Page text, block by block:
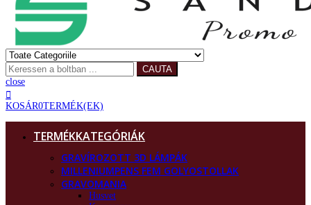
CAUTA
close
KOSÁR0TERMÉK(EK)
TERMÉKKATEGÓRIÁK
GRAVÍROZOTT 3D LÁMPÁK
MILLENIUMPENS FEM GOLYOSTOLLAK
GRAVOMANIA
Husvet